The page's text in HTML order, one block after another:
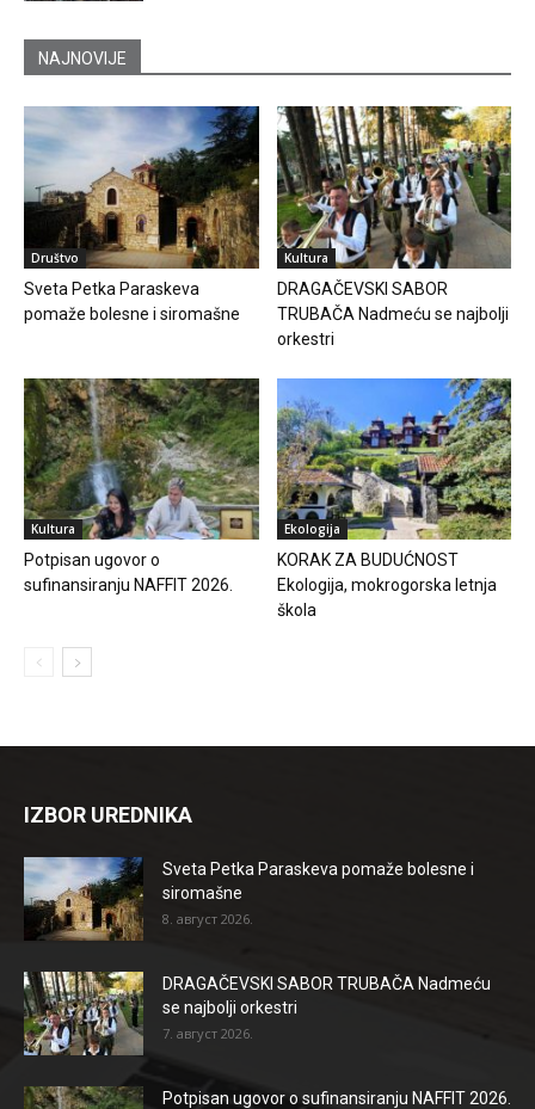
NAJNOVIJE
Društvo
Sveta Petka Paraskeva
pomaže bolesne i siromašne
Kultura
DRAGAČEVSKI SABOR
TRUBAČA Nadmeću se najbolji
orkestri
Kultura
Potpisan ugovor o
sufinansiranju NAFFIT 2026.
Ekologija
KORAK ZA BUDUĆNOST
Ekologija, mokrogorska letnja
škola
IZBOR UREDNIKA
Sveta Petka Paraskeva pomaže bolesne i
siromašne
8. август 2026.
DRAGAČEVSKI SABOR TRUBAČA Nadmeću
se najbolji orkestri
7. август 2026.
Potpisan ugovor o sufinansiranju NAFFIT 2026.